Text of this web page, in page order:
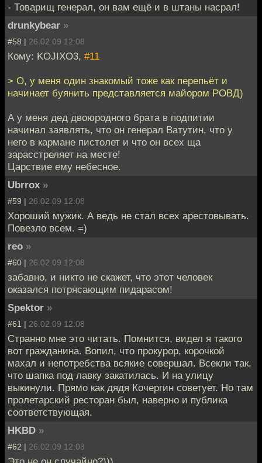
- Товарищ генерал, он вам ещё и в штаны насрал!
drunkybear »
#58 | 26.02.09 12:08
Кому: KOJIXO3, #11
> О, у меня один знакомый тоже как перепьёт и
начинает буянить представляется майором РОВД)
А у меня дед двоюродного брата в подпитии
начинал заявлять, что он генерал Ватутин, что у
него в кармане пистолет и что он всех ща
зарасстреляет на месте!
Царствие ему небесное.
Ubrrox »
#59 | 26.02.09 12:08
Хороший мужик. А ведь не стал всех арестовывать.
Повезло всем. =)
reo »
#60 | 26.02.09 12:08
забавно, и никто не скажет, что этот человек
оказался потрясающим пидарасом!
Spektor »
#61 | 26.02.09 12:08
Странно мне это читать. Помнится, видел я такого
вот гражданина. Вопил, что прокурор, корочкой
махал и непотребства всякие совершал. Всекли так,
что шапка под лавку закатилась. И на улицу
выкинули. Прямо как дядя Кочергин советует. Но там
пролетарский ресторан был, наверно и публика
соответствующая.
HKBD »
#62 | 26.02.09 12:08